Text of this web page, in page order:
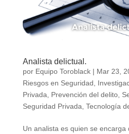
Analista delictual.
por Equipo Toroblack| Mar 23,
Riesgos en Seguridad,
Privada, Prevención del delito,
Seguridad Privada, Tecnología
Un analista es quien se